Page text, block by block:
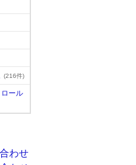
(216件)
ール